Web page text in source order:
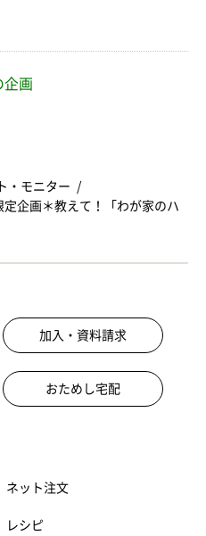
企画
・モニター
企画＊教えて！「わが家のハ
加入・資料請求
おためし宅配
ネット注文
レシピ